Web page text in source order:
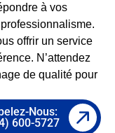
à vos
offrir un service
N’attendez
de qualité pour
Nous:
600-5727